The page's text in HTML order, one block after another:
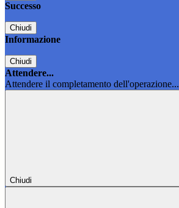
Successo
Chiudi
Informazione
Chiudi
Attendere...
Attendere il completamento dell'operazione...
Chiudi